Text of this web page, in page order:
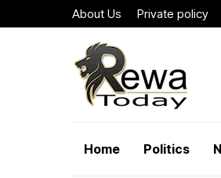
About Us Private policy
Home Politics